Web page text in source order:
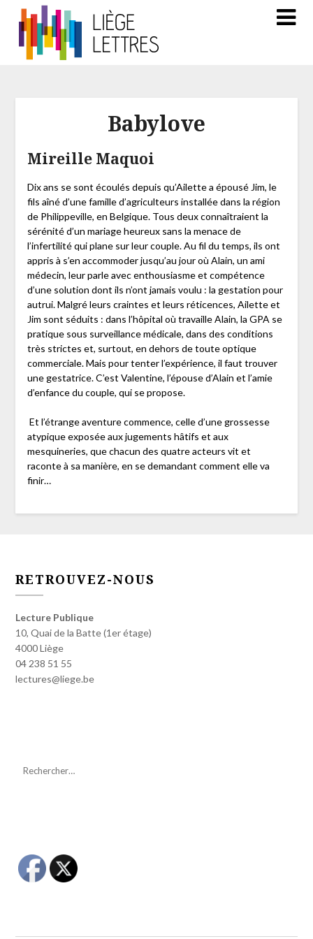
Babylove
Mireille Maquoi
Dix ans se sont écoulés depuis qu’Ailette a épousé Jim, le
fils aîné d’une famille d’agriculteurs installée dans la région
de Philippeville, en Belgique. Tous deux connaîtraient la
sérénité d’un mariage heureux sans la menace de
l’infertilité qui plane sur leur couple. Au fil du temps, ils ont
appris à s’en accommoder jusqu’au jour où Alain, un ami
médecin, leur parle avec enthousiasme et compétence
d’une solution dont ils n’ont jamais voulu : la gestation pour
autrui. Malgré leurs craintes et leurs réticences, Ailette et
Jim sont séduits : dans l’hôpital où travaille Alain, la GPA se
pratique sous surveillance médicale, dans des conditions
très strictes et, surtout, en dehors de toute optique
commerciale. Mais pour tenter l’expérience, il faut trouver
une gestatrice. C’est Valentine, l’épouse d’Alain et l’amie
d’enfance du couple, qui se propose.
Et l’étrange aventure commence, celle d’une grossesse
atypique exposée aux jugements hâtifs et aux
mesquineries, que chacun des quatre acteurs vit et
raconte à sa manière, en se demandant comment elle va
finir…
RETROUVEZ-NOUS
Lecture Publique
10, Quai de la Batte (1er étage)
4000 Liège
04 238 51 55
lectures@liege.be